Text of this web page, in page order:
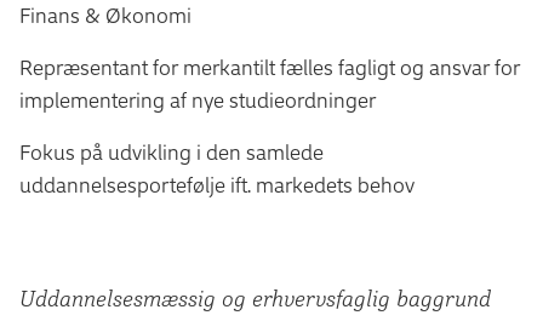
Finans & Økonomi
Repræsentant for merkantilt fælles fagligt og ansvar for
implementering af nye studieordninger
Fokus på udvikling i den samlede
uddannelsesportefølje ift. markedets behov
Uddannelsesmæssig og erhvervsfaglig baggrund